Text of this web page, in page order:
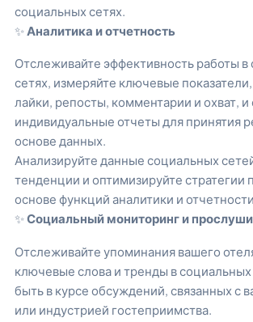
социальных сетях.
✨ Аналитика и отчетность
Отслеживайте эффективность работы в
сетях, измеряйте ключевые показатели,
лайки, репосты, комментарии и охват, и
индивидуальные отчеты для принятия
основе данных.
Анализируйте данные социальных
тенденции и оптимизируйте стратегии
основе функций аналитики и
✨Социальный мониторинг и
Отслеживайте упоминания вашего
ключевые слова и тренды в социальных
быть в курсе обсуждений, связанных с
или индустрией гостеприимства.